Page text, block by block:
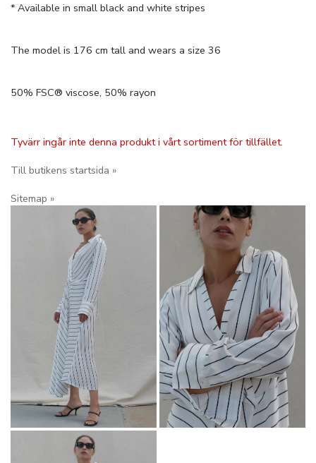
* Available in small black and white stripes
The model is 176 cm tall and wears a size 36
50% FSC® viscose, 50% rayon
Tyvärr ingår inte denna produkt i vårt sortiment för tillfället.
Till butikens startsida »
Sitemap »